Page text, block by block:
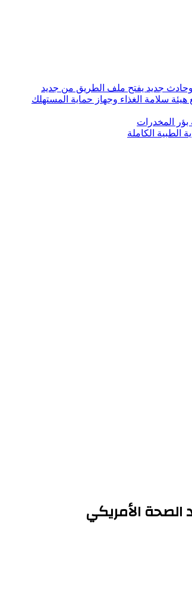
جديد يفتح ملف الطريق من جديد
سلامة الغذاء وجهاز حماية المستهلك
بؤر المخدرات
الطبية الكاملة
الأمريكي